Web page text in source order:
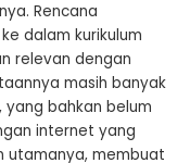
Rencana
dalam kurikulum
relevan dengan
masih banyak
bahkan belum
internet yang
utamanya, membuat